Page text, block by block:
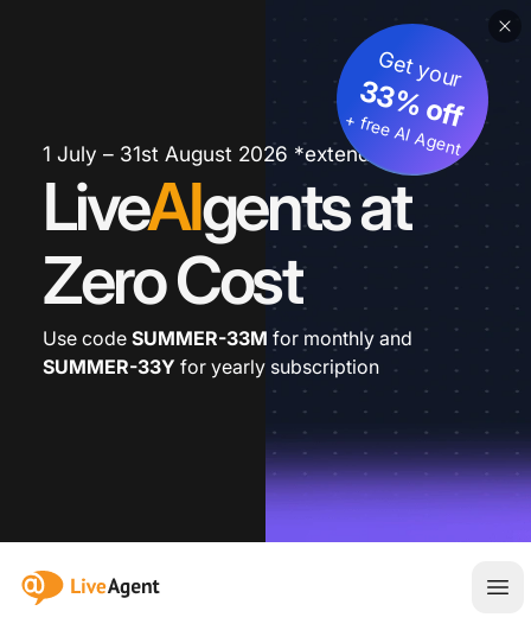
1 July – 31st August 2026 *extended
LiveAIgents at
Zero Cost
Get your
33% off
+ free AI Agent
Use code SUMMER-33M for monthly and
SUMMER-33Y for yearly subscription
:site.title